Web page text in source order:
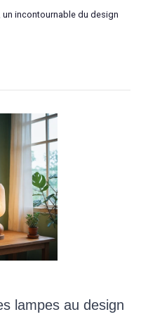
incontournable du design
lampes au design